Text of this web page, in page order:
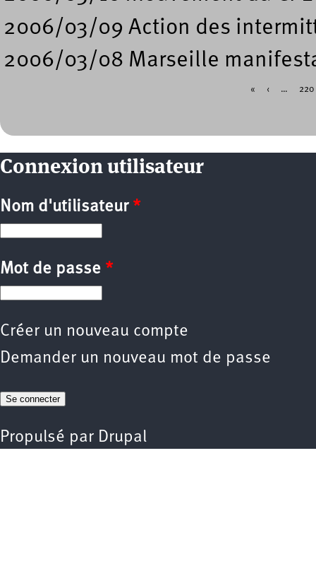
2006/03/09 Action des
2006/03/08 Marseille
« ‹ … 220
Connexion utilisateur
Nom d'utilisateur *
Mot de passe *
Créer un nouveau compte
Demander un nouveau mot de passe
Propulsé par Drupal